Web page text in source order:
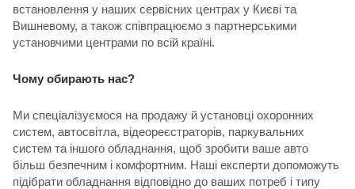
встановлення у наших сервісних центрах у Києві та
Вишневому, а також співпрацюємо з партнерськими
установчими центрами по всій країні.
Чому обирають нас?
Ми спеціалізуємося на продажу й установці охоронних
систем, автосвітла, відеореєстраторів, паркувальних
систем та іншого обладнання, щоб зробити ваше авто
більш безпечним і комфортним. Наші експерти допоможуть
підібрати обладнання відповідно до ваших потреб і типу